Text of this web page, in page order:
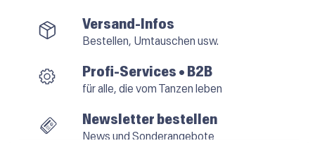
Versand-Infos
Bestellen, Umtauschen usw.
Profi-Services • B2B
für alle, die vom Tanzen leben
Newsletter bestellen
News und Sonderangebote